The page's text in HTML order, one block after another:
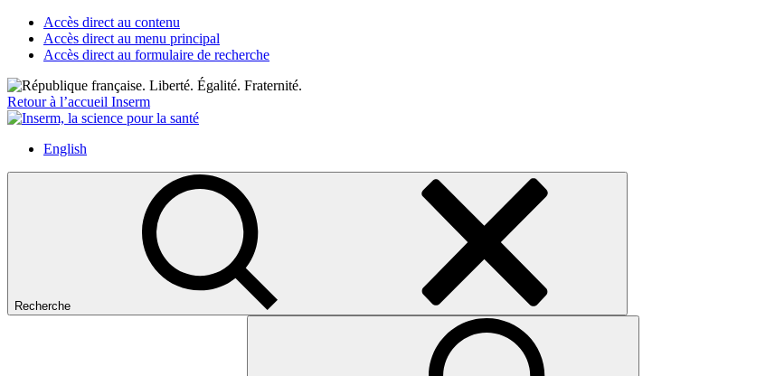
Accès direct au contenu
Accès direct au menu principal
Accès direct au formulaire de recherche
Retour à l’accueil Inserm
English
Recherche